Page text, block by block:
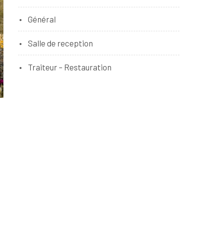
Général
Salle de reception
Traiteur – Restauration